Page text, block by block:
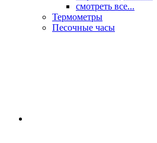
смотреть все...
Термометры
Песочные часы